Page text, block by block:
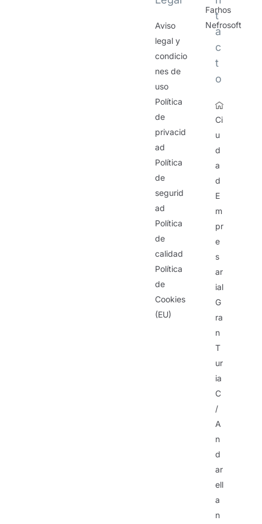
Aviso
legal y
condicio
nes de
uso
Política
de
privacid
ad
Política
de
segurid
ad
Política
de
calidad
Política
de
Cookies
(EU)
Farhos
Nefrosoft
t
a
c
t
o
Ci
u
d
a
d
E
m
pr
e
s
ar
ial
G
ra
n
T
ur
ia
C
/
A
n
d
ar
ell
a
n